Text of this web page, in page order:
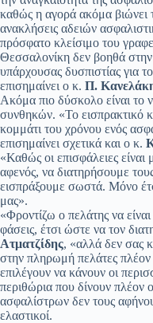
καθώς η αγορά ακόμα βιώνει
ανακλήσεις αδειών
πρόσφατο κλείσιμο του
Θεσσαλονίκη δεν βοηθά
υπάρχουσας δυσπιστίας για
επισημαίνει ο κ. Π.
Ακόμα πιο δύσκολο είναι το
συνθηκών. «Το εισπρακτικό
κομμάτι του χρόνου ενός
επισημαίνει σχετικά και ο κ.
«Καθώς οι επισφάλειες είναι
αφενός, να διατηρήσουμε
εισπράξουμε σωστά. Μόνο
μας».
«Φροντίζω ο πελάτης να
φάσεις, έτσι ώστε να τον
Ατματζίδης, «αλλά δεν σας
στην πληρωμή πελάτες
επιλέγουν να κάνουν οι
περιθώρια που δίνουν πλέον
ασφαλίστρων δεν τους
ελαστικοί.